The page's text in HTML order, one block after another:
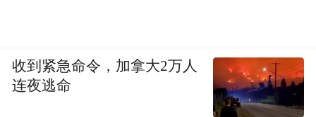
收到紧急命令，加拿大2万人
连夜逃命